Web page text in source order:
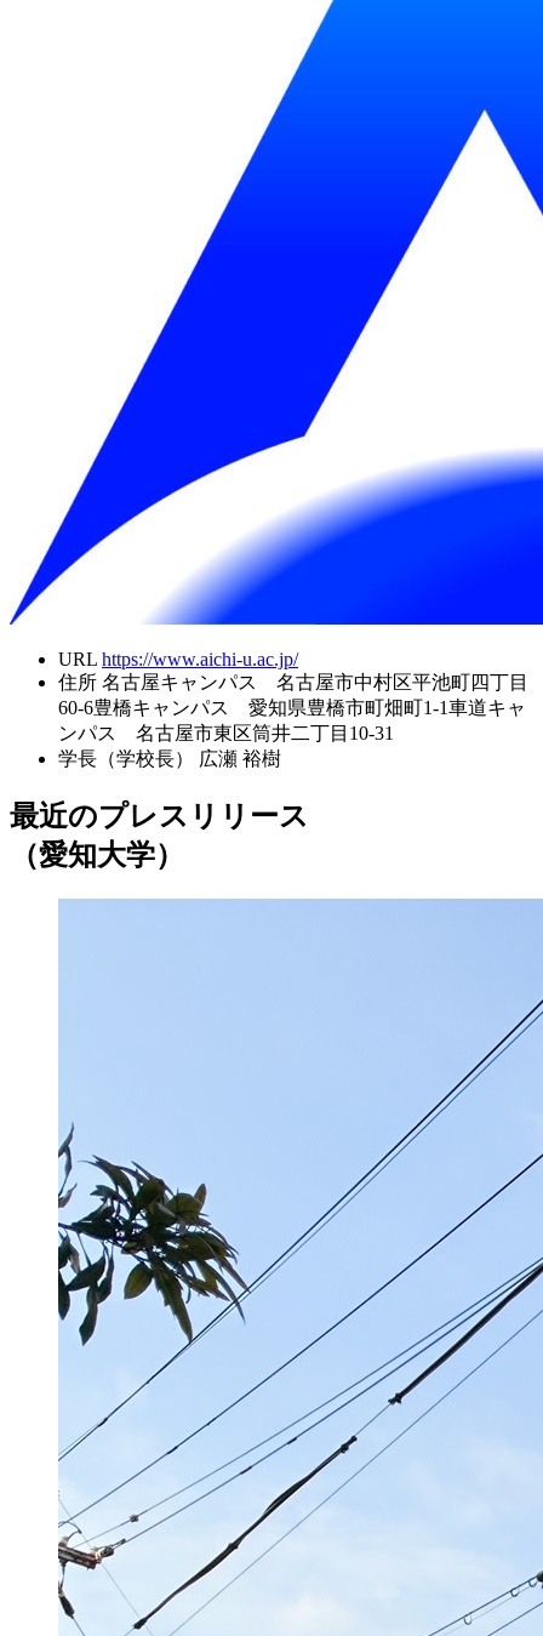
URL https://www.aichi-u.ac.jp/
住所 名古屋キャンパス 名古屋市中村区平池町四丁目
60-6豊橋キャンパス 愛知県豊橋市町畑町1-1車道キャ
ンパス 名古屋市東区筒井二丁目10-31
学長（学校長）
広瀬 裕樹
最近のプレスリリース
（愛知大学）